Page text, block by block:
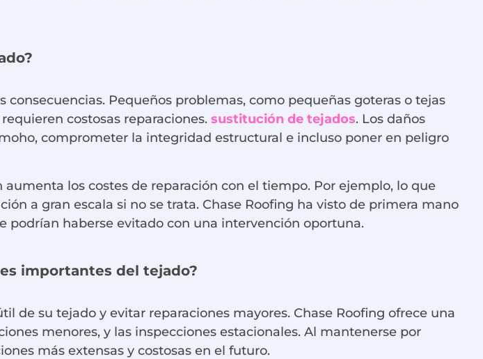
Pequeños problemas, como pequeñas goteras o tejas
costosas reparaciones. sustitución de tejados. Los daños
comprometer la integridad estructural e incluso poner en peligro
los costes de reparación con el tiempo. Por ejemplo, lo que
a gran escala si no se trata. Chase Roofing ha visto de primera mano
podrían haberse evitado con una intervención oportuna.
importantes del tejado?
su tejado y evitar reparaciones mayores. Chase Roofing ofrece una
menores, y las inspecciones estacionales. Al mantenerse por
más extensas y costosas en el futuro.